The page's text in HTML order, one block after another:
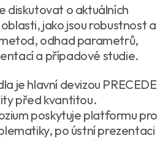
diskutovat o aktuálních
jako jsou robustnost a
odhad parametrů,
a případové studie.
je hlavní devizou PRECEDE
před kvantitou.
poskytuje platformu pro
po ústní prezentaci